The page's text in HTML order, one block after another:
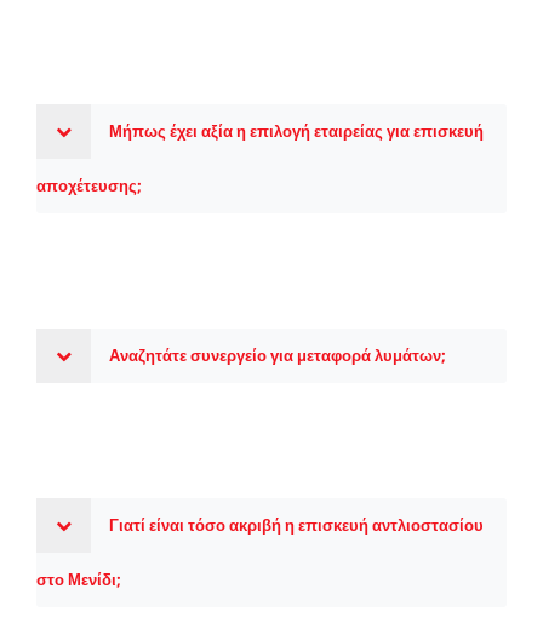
Μήπως έχει αξία η επιλογή εταιρείας για επισκευή
αποχέτευσης;
Αναζητάτε συνεργείο για μεταφορά λυμάτων;
Γιατί είναι τόσο ακριβή η επισκευή αντλιοστασίου
στο Μενίδι;